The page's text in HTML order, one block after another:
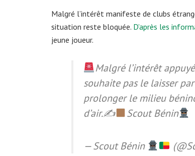
Malgré l’intérêt manifeste de clubs
situation reste bloquée. D’après les
jeune joueur.
Malgré l’intérêt
souhaite pas le laisser
prolonger le milieu
d’air.✍
Scout Bénin
— Scout Bénin